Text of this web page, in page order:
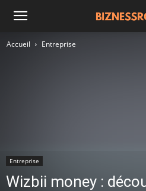
Accueil Entreprise
Entreprise
Wizbii money :